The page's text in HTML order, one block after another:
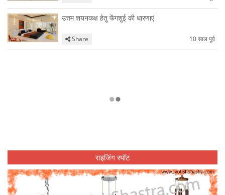
उत्तम शयनकक्ष हेतु फेंगशुई की धारणाएं
Share 10 साल पूर्व
राइजिंग स्पॉट